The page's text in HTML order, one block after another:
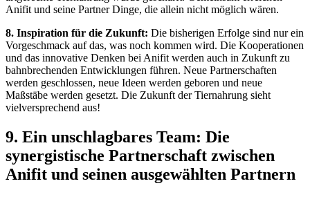
Anifit und ​seine Partner Dinge, ⁣die allein nicht​ möglich wären.
8. Inspiration für die Zukunft: Die bisherigen Erfolge sind⁣ nur ein
Vorgeschmack auf das, was noch kommen wird. Die Kooperationen
und⁢ das innovative Denken bei Anifit werden auch in Zukunft zu
bahnbrechenden Entwicklungen führen. Neue Partnerschaften
werden geschlossen, ‍neue ⁤Ideen werden geboren und neue
Maßstäbe werden gesetzt. Die ⁤Zukunft der Tiernahrung sieht
vielversprechend aus!
9. ⁢Ein unschlagbares Team: Die
synergistische Partnerschaft zwischen
Anifit und seinen ausgewählten Partnern